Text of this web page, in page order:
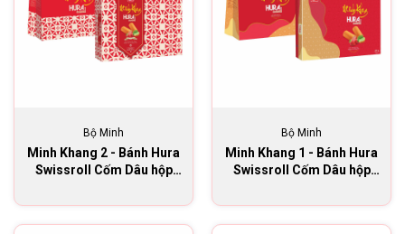
Bộ Minh
Minh Khang 2 - Bánh Hura
Swissroll Cốm Dâu hộp
Bộ Minh
Minh Khang 1 - Bánh Hura
Swissroll Cốm Dâu hộp